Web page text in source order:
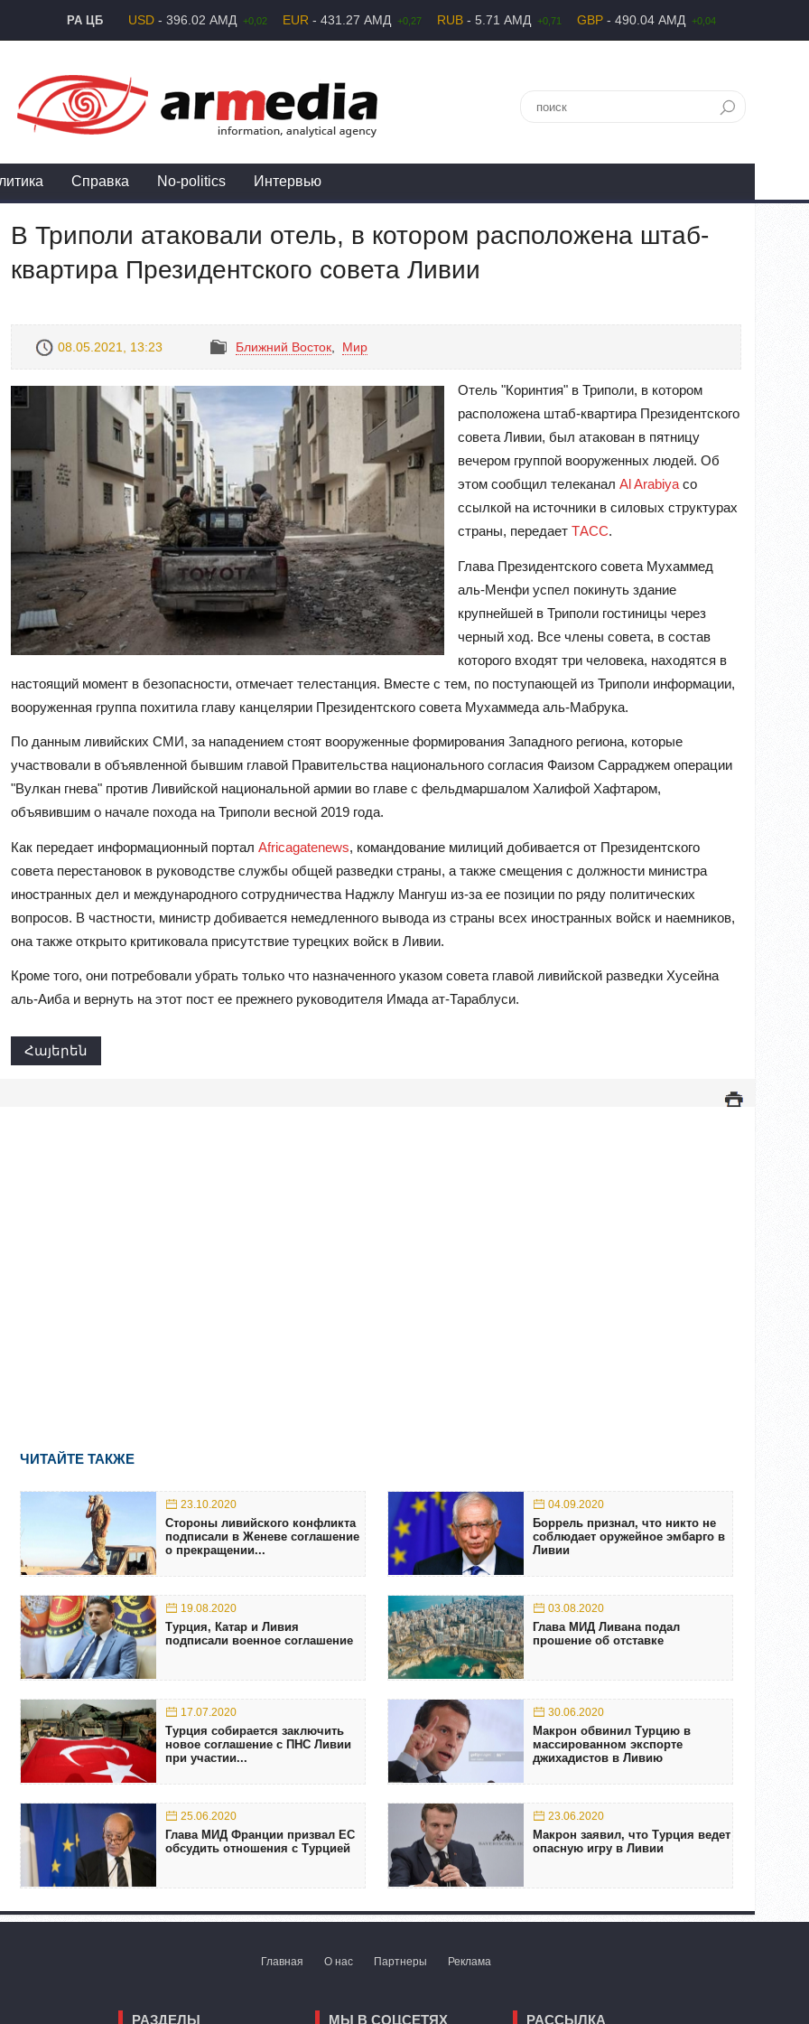
РА ЦБ USD - 396.02 АМД +0,02 EUR - 431.27 АМД +0,27 RUB - 5.71 АМД +0,71 GBP - 490.04 АМД +0,04
Справка No-politics Интервью
В Триполи атаковали отель, в котором расположена штаб-
квартира Президентского совета Ливии
08.05.2021, 13:23 Ближний Восток Mир
Отель "Коринтия" в Триполи, в котором
расположена штаб-квартира Президентского
совета Ливии, был атакован в пятницу
вечером группой вооруженных людей. Об
этом сообщил телеканал Al Arabiya со
ссылкой на источники в силовых структурах
страны, передает ТАСС.
Глава Президентского совета Мухаммед
аль-Менфи успел покинуть здание
крупнейшей в Триполи гостиницы через
черный ход. Все члены совета, в состав
которого входят три человека, находятся в
настоящий момент в безопасности, отмечает телестанция. Вместе с тем, по поступающей из Триполи информации,
вооруженная группа похитила главу канцелярии Президентского совета Мухаммеда аль-Мабрука.
По данным ливийских СМИ, за нападением стоят вооруженные формирования Западного региона, которые
участвовали в объявленной бывшим главой Правительства национального согласия Фаизом Сарраджем операции
"Вулкан гнева" против Ливийской национальной армии во главе с фельдмаршалом Халифой Хафтаром,
объявившим о начале похода на Триполи весной 2019 года.
Как передает информационный портал Africagatenews, командование милиций добивается от Президентского
совета перестановок в руководстве службы общей разведки страны, а также смещения с должности министра
иностранных дел и международного сотрудничества Наджлу Мангуш из-за ее позиции по ряду политических
вопросов. В частности, министр добивается немедленного вывода из страны всех иностранных войск и наемников,
она также открыто критиковала присутствие турецких войск в Ливии.
Кроме того, они потребовали убрать только что назначенного указом совета главой ливийской разведки Хусейна
аль-Аиба и вернуть на этот пост ее прежнего руководителя Имада ат-Тараблуси.
Հայերեն
ЧИТАЙТЕ ТАКЖЕ
23.10.2020
Стороны ливийского конфликта
подписали в Женеве соглашение
о прекращении...
04.09.2020
Боррель признал, что никто не
соблюдает оружейное эмбарго в
Ливии
19.08.2020
Турция, Катар и Ливия
подписали военное соглашение
03.08.2020
Глава МИД Ливана подал
прошение об отставке
17.07.2020
Турция собирается заключить
новое соглашение с ПНС Ливии
при участии...
30.06.2020
Mакрон обвинил Турцию в
массированном экспорте
джихадистов в Ливию
25.06.2020
Глава МИД Франции призвал ЕС
обсудить отношения с Турцией
23.06.2020
Макрон заявил, что Турция ведет
опасную игру в Ливии
Главная О нас Партнеры Реклама
РАЗДЕЛЫ МЫ В СОЦСЕТЯХ РАССЫЛКА